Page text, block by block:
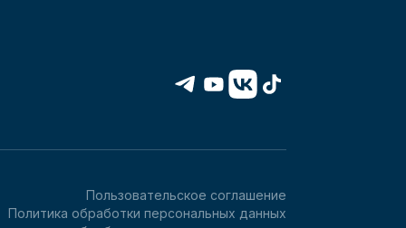
Пользовательское соглашение
Политика обработки персональных данных